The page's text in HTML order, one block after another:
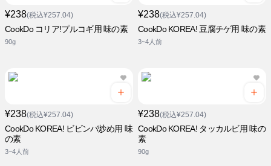
¥238(税込¥257.04)
CookDo コリア!プルコギ用 味の素
90g
¥238(税込¥257.04)
CookDo KOREA! 豆腐チゲ用 味の素
3~4人前
¥238(税込¥257.04)
CookDo KOREA! ビビンバ炒め用 味
の素
3~4人前
¥238(税込¥257.04)
CookDo KOREA! タッカルビ用 味の
素
90g